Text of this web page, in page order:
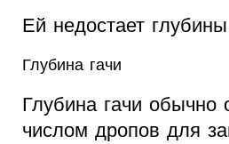
Ей недостает
Глубина гачи
Глубина гачи обычно
числом дропов для